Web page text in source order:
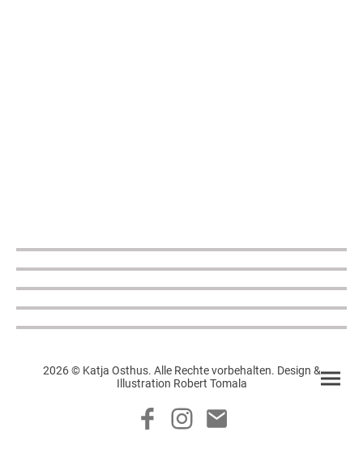
2026 © Katja Osthus. Alle Rechte vorbehalten. Design &
Illustration Robert Tomala